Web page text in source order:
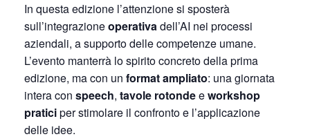
In questa edizione l’attenzione si sposterà
sull’integrazioneoperativadell’AI nei processi
aziendali, a supporto delle competenze umane.
L’evento manterrà lo spirito concreto della prima
edizione, ma con un format ampliato: una giornata
intera con speech, tavole rotondeeworkshop
praticiper stimolare il confronto e l’applicazione
delle idee.